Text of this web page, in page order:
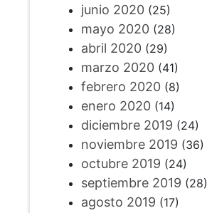
junio 2020(25)
mayo 2020(28)
abril 2020(29)
marzo 2020(41)
febrero 2020(8)
enero 2020(14)
diciembre 2019 (24)
noviembre 2019 (36)
octubre 2019 (24)
septiembre 2019 (28)
agosto 2019 (17)